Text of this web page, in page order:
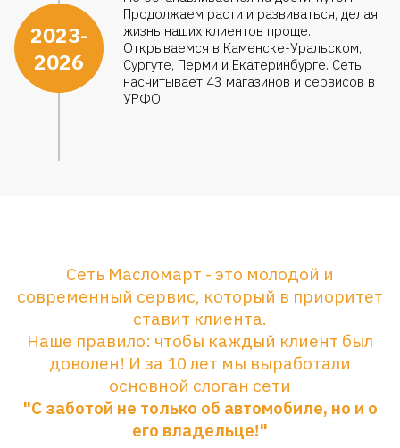
2023-
2026
Продолжаем расти и развиваться, делая
жизнь наших клиентов проще.
Открываемся в Каменске-Уральском,
Сургуте, Перми и Екатеринбурге. Сеть
насчитывает 43 магазинов и сервисов в
УРФО.
Сеть Масломарт - это молодой и
современный сервис, который в приоритет
ставит клиента.
Наше правило: чтобы каждый клиент был
доволен! И за 10 лет мы выработали
основной слоган сети
"С заботой не только об автомобиле, но и о
его владельце!"